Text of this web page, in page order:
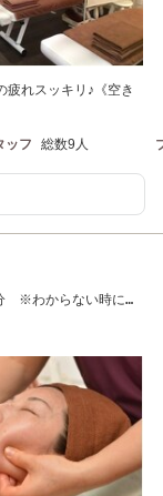
疲れスッキリ♪《空き
ッフ 総数9人
※わからない時には